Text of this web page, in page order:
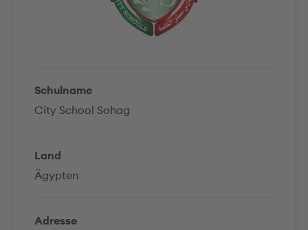
Schulname
City School Sohag
Land
Ägypten
Adresse